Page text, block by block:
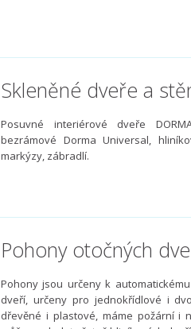
Skleněné dveře a
Posuvné interiérové dveře
bezrámové Dorma Universal,
markýzy, zábradlí.
Pohony otočných
Pohony jsou určeny k
dveří, určeny pro jednokřídlové i
dřevěné i plastové, máme požární i